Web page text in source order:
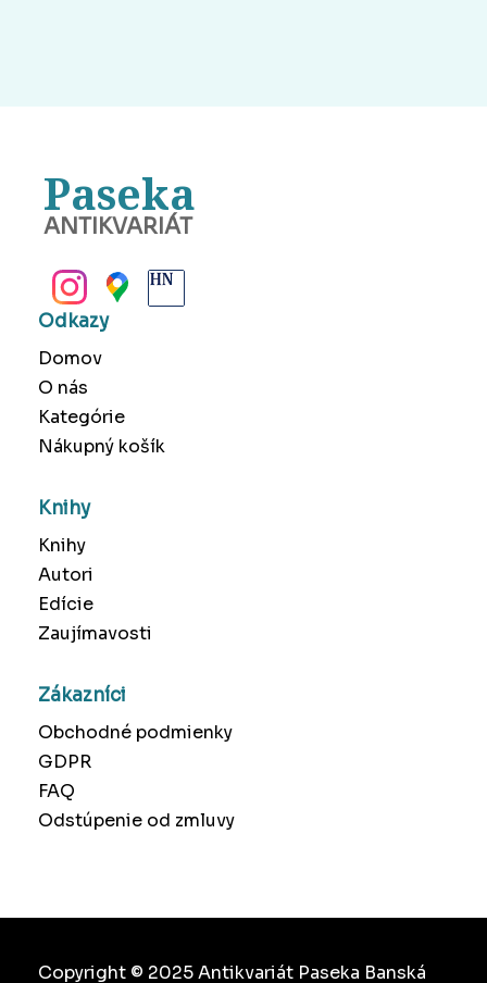
Paseka
ANTIKVARIÁT
Odkazy
Domov
O nás
Kategórie
Nákupný košík
Knihy
Knihy
Autori
Edície
Zaujímavosti
Zákazníci
Obchodné podmienky
GDPR
FAQ
Odstúpenie od zmluvy
Copyright © 2025 Antikvariát Paseka Banská